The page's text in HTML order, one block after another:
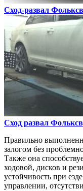
Сход-развал
Сход развал
Правильно
залогом без
Также она
ходовой, дисков и
устойчивость при
управлении,